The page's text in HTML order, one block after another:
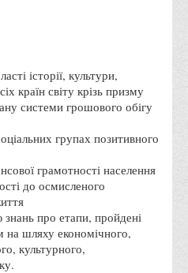
співпраці
та вебінарів
диплому
(міжнародна практика)
історії, культури,
країн світу крізь призму
системи грошового обігу
групах позитивного
грамотності населення
до осмисленого
про етапи, пройдені
на шляху економічного,
культурного,